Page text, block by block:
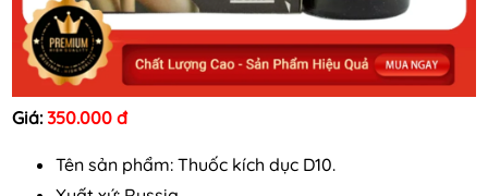
Giá: 350.000 đ
Tên sản phẩm: Thuốc kích dục D10.